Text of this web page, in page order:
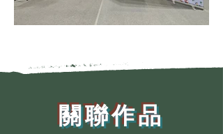
​關聯作品